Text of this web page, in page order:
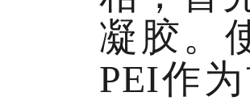
凝胶。
PEI作